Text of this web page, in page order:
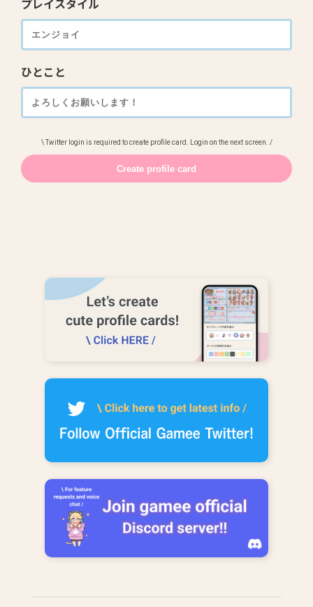
プレイスタイル
ひとこと
\ Twitter login is required to create profile card. Login on the next screen. /